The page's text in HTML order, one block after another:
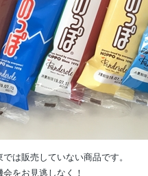
は販売していない商品です。
をお見逃しなく！